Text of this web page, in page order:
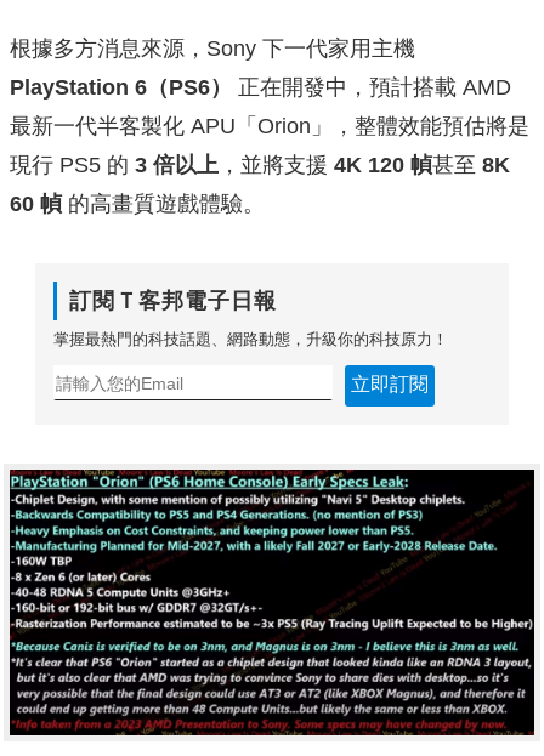
根據多方消息來源，Sony 下一代家用主機
PlayStation 6（PS6）
正在開發中，預計搭載 AMD
最新一代半客製化 APU「Orion」，整體效能預估將是
現行 PS5 的 3 倍以上 ，並將支援 4K 120 幀甚至 8K
60 幀的高畫質遊戲體驗。
訂閱Ｔ客邦電子日報
掌握最熱門的科技話題、網路動態，升級你的科技原力！
立即訂閱